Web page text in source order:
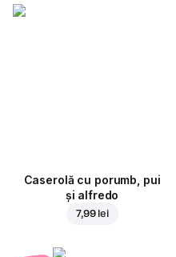
Caserolă cu porumb, pui
și alfredo
7,99 lei